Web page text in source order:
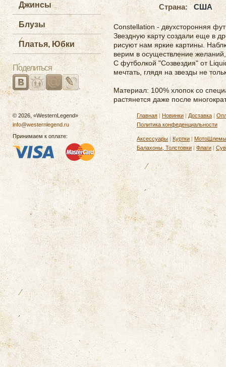
Джинсы
Блузы
Платья, Юбки
Поделиться
Страна:
США
Constellation - двухсторонняя
Звездную карту создали еще в
рисуют нам яркие картины.
верим в осуществление
С футболкой "Созвездия" от
мечтать, глядя на звезды не
Материал: 100% хлопок со
растянется даже после
© 2026, «WesternLegend»
info@westernlegend.ru
Принимаем к оплате:
Главная | Новинки | Доставка |
Политика конфеденциальности
Аксессуары | Куртки| МотоШлемы
Балахоны, Толстовки|Флаги |